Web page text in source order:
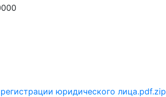
юридического лица.pdf.zip